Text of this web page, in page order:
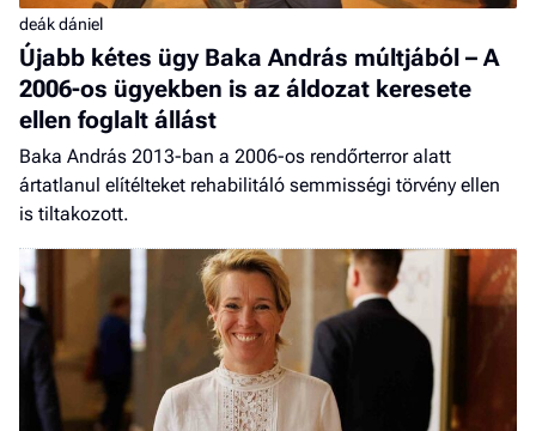
deák dániel
Újabb kétes ügy Baka András múltjából – A
2006-os ügyekben is az áldozat keresete
ellen foglalt állást
Baka András 2013-ban a 2006-os rendőrterror alatt
ártatlanul elítélteket rehabilitáló semmisségi törvény ellen
is tiltakozott.